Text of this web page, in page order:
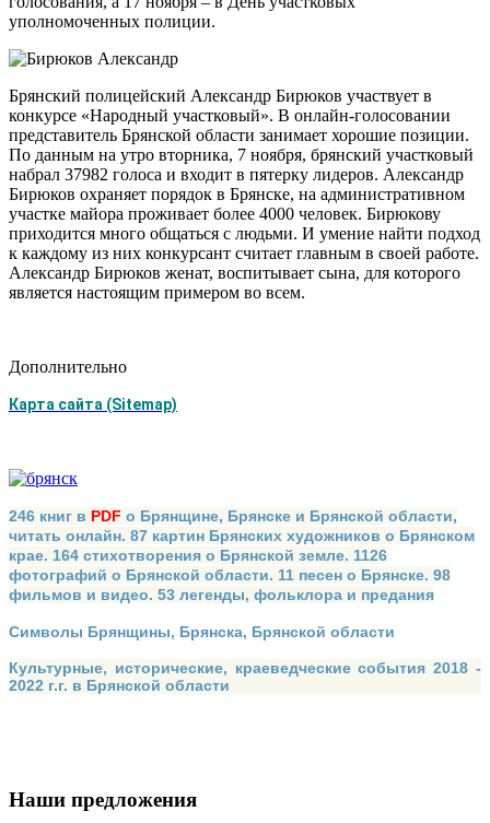
уполномоченных полиции.
Брянский полицейский Александр Бирюков участвует в
конкурсе «Народный участковый». В онлайн-голосовании
представитель Брянской области занимает хорошие позиции.
По данным на утро вторника, 7 ноября, брянский участковый
набрал 37982 голоса и входит в пятерку лидеров. Александр
Бирюков охраняет порядок в Брянске, на административном
участке майора проживает более 4000 человек. Бирюкову
приходится много общаться с людьми. И умение найти подход
к каждому из них конкурсант считает главным в своей работе.
Александр Бирюков женат, воспитывает сына, для которого
является настоящим примером во всем.
Дополнительно
Карта сайта (Sitemap)
246 книг в PDF о Брянщине, Брянске и Брянской области,
читать онлайн. 87 картин Брянских художников о Брянском
крае. 164 стихотворения о Брянской земле. 1126
фотографий о Брянской области. 11 песен о Брянске. 98
фильмов и видео. 53 легенды, фольклора и предания
Символы Брянщины, Брянска, Брянской области
Культурные, исторические, краеведческие события 2018 -
2022 г.г. в Брянской области
Наши предложения